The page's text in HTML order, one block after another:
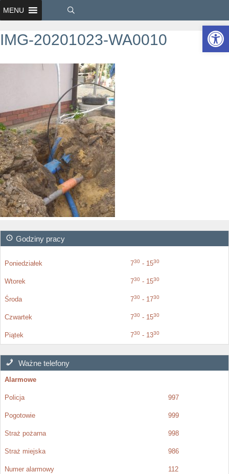
MENU
IMG-20201023-WA0010
Godziny pracy
Poniedziałek 730 - 1530
Wtorek 730 - 1530
Środa 730 - 1730
Czwartek 730 - 1530
Piątek 730 - 1330
Ważne telefony
Alarmowe
Policja 997
Pogotowie 999
Straż pożarna 998
Straż miejska 986
Numer alarmowy 112